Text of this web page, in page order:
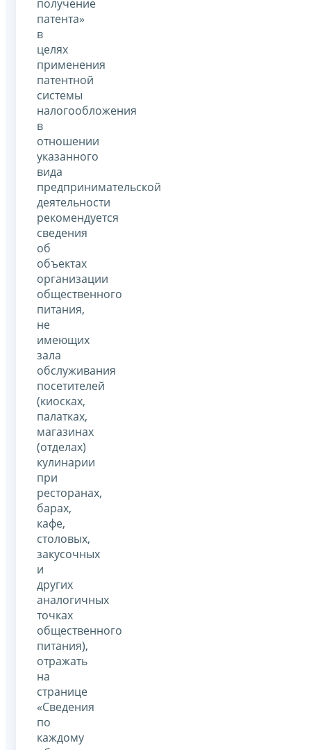
получение
патента»
в
целях
применения
патентной
системы
налогообложения
в
отношении
указанного
вида
предпринимательской
деятельности
рекомендуется
сведения
об
объектах
организации
общественного
питания,
не
имеющих
зала
обслуживания
посетителей
(киосках,
палатках,
магазинах
(отделах)
кулинарии
при
ресторанах,
барах,
кафе,
столовых,
закусочных
и
других
аналогичных
точках
общественного
питания),
отражать
на
странице
«Сведения
по
каждому